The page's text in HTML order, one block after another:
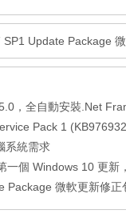
SP1 Update Package
、Visual C++、DirectX、Flash Player、
Pack 1
系統需求
裝置安全性、解決HTTPS安全漏洞、印表機呼叫(RPC)漏洞
微軟更新修正包 (2020.01月